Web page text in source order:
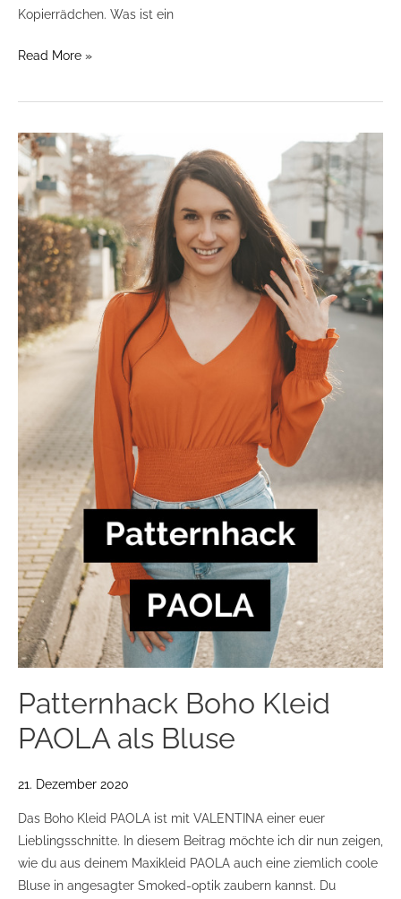
Kopierrädchen. Was ist ein
Read More »
Patternhack Boho Kleid
PAOLA als Bluse
21. Dezember 2020
Das Boho Kleid PAOLA ist mit VALENTINA einer euer
Lieblingsschnitte. In diesem Beitrag möchte ich dir nun zeigen,
wie du aus deinem Maxikleid PAOLA auch eine ziemlich coole
Bluse in angesagter Smoked-optik zaubern kannst. Du
Patternhack
Boho
Kleid
PAOLA
als
Bluse